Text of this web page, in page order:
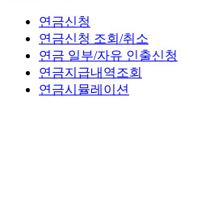
연금신청
연금신청 조회/취소
연금 일부/자유 인출신청
연금지급내역조회
연금시뮬레이션